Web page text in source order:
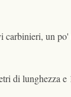
un
di lunghezza